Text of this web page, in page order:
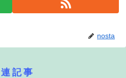
nosta
記事